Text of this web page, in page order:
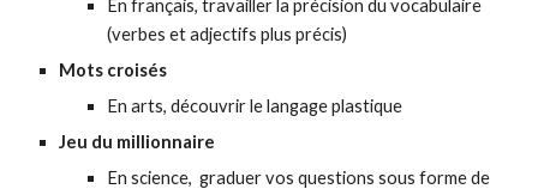
En français, travailler la précision du vocabulaire
(verbes et adjectifs plus précis)
Mots croisés
En arts, découvrir le langage plastique
Jeu du millionnaire
En science, graduer vos questions sous forme de